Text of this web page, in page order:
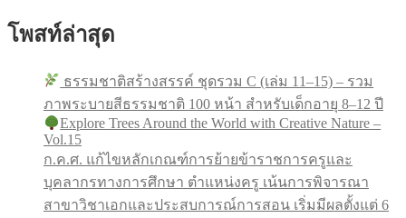
โพสท์ล่าสุด
ธรรมชาติสร้างสรรค์ ชุดรวม C (เล่ม 11–15) – รวม
ภาพระบายสีธรรมชาติ 100 หน้า สำหรับเด็กอายุ 8–12 ปี
Explore Trees Around the World with Creative Nature –
Vol.15
ก.ค.ศ. แก้ไขหลักเกณฑ์การย้ายข้าราชการครูและ
บุคลากรทางการศึกษา ตำแหน่งครู เน้นการพิจารณา
สาขาวิชาเอกและประสบการณ์การสอน เริ่มมีผลตั้งแต่ 6